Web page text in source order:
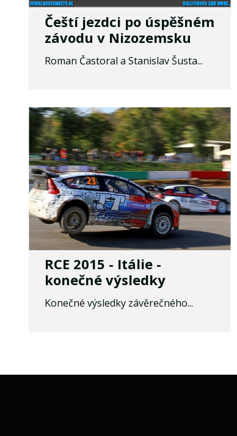
Čeští jezdci po úspěšném
závodu v Nizozemsku
Roman Častoral a Stanislav Šusta...
RCE 2015 - Itálie -
konečné výsledky
Konečné výsledky závěrečného...